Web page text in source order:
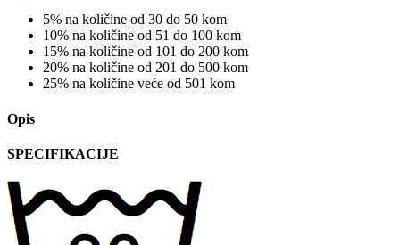
5% na količine od 30 do 50 kom
10% na količine od 51 do 100 kom
15% na količine od 101 do 200 kom
20% na količine od 201 do 500 kom
25% na količine veće od 501 kom
Opis
SPECIFIKACIJE